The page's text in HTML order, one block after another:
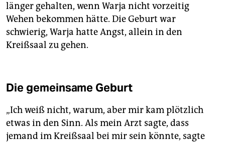
länger gehalten, wenn Warja nicht vorzeitig
Wehen bekommen hätte. Die Geburt war
schwierig, Warja hatte Angst, allein in den
Kreißsaal zu gehen.
Die gemeinsame Geburt
„Ich weiß nicht, warum, aber mir kam plötzlich
etwas in den Sinn. Als mein Arzt sagte, dass
jemand im Kreißsaal bei mir sein könnte, sagte